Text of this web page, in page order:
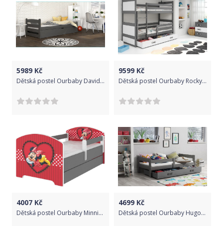
5989 Kč
Dětská postel Ourbaby David šedá 200x90 cm
9599 Kč
Dětská postel Ourbaby Rocky 190x80 cm
4007 Kč
Dětská postel Ourbaby Minnie Heart 160x80 cm
4699 Kč
Dětská postel Ourbaby Hugo šedá 160x80 cm